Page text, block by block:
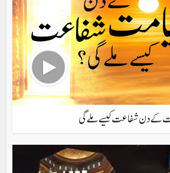
کے دن شفاعت کیسے ملے گی